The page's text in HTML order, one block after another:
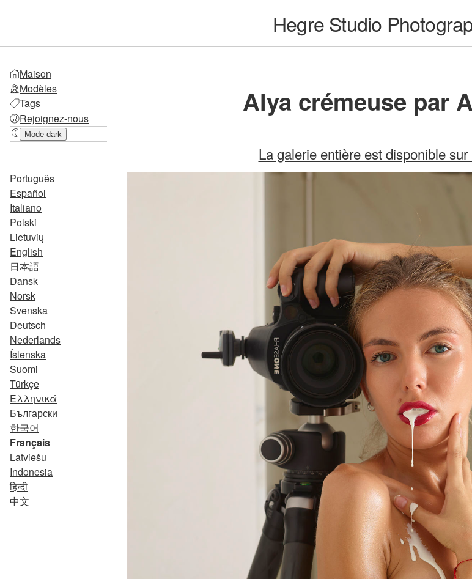
Hegre Studio
Maison
Modèles
Tags
Rejoignez-nous
Mode dark
Português
Español
Italiano
Polski
Lietuvių
English
日本語
Dansk
Norsk
Svenska
Deutsch
Nederlands
Íslenska
Suomi
Türkçe
Ελληνικά
Български
한국어
Français
Latviešu
Indonesia
हिन्दी
中文
Alya crémeuse par
La galerie entière est disponible